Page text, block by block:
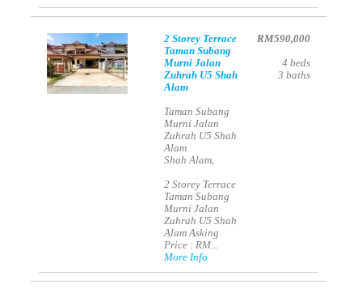
2 Storey Terrace
Taman Subang
Murni Jalan
Zuhrah U5 Shah
Alam
Taman Subang
Murni Jalan
Zuhrah U5 Shah
Alam
Shah Alam,
2 Storey Terrace
Taman Subang
Murni Jalan
Zuhrah U5 Shah
Alam Asking
Price : RM...
More Info
RM590,000
4 beds
3 baths